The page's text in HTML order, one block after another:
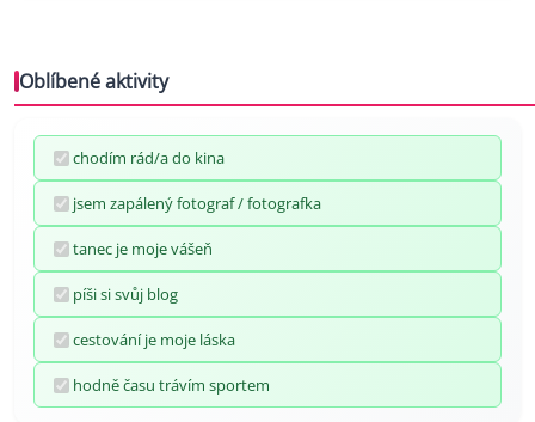
Oblíbené aktivity
chodím rád/a do kina
jsem zapálený fotograf / fotografka
tanec je moje vášeň
píši si svůj blog
cestování je moje láska
hodně času trávím sportem